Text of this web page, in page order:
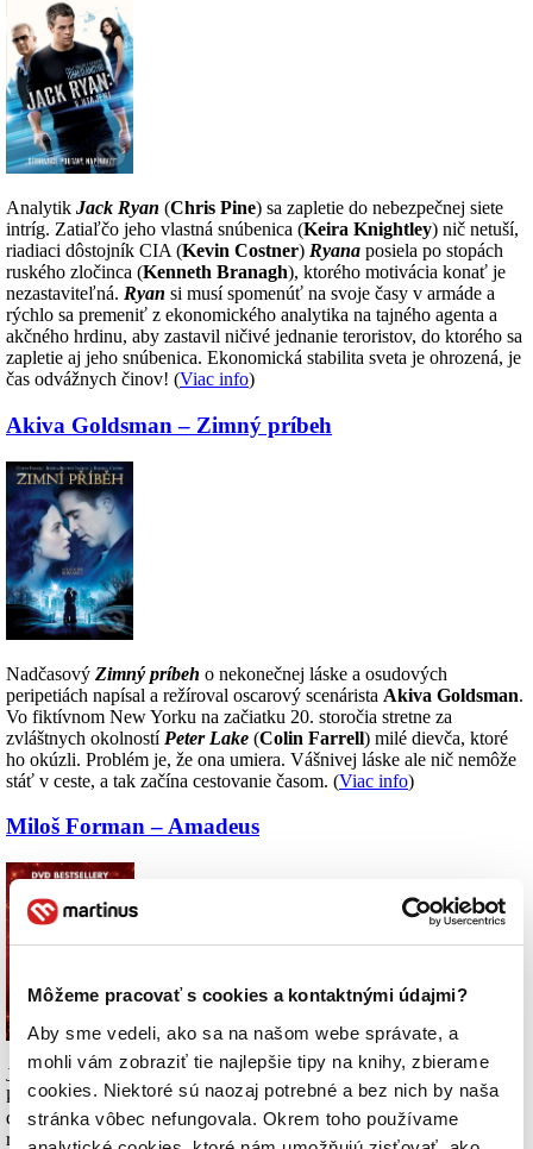
Môžeme pracovať s cookies a kontaktnými údajmi?
Aby sme vedeli, ako sa na našom webe správate, a
mohli vám zobraziť tie najlepšie tipy na knihy, zbierame
cookies. Niektoré sú naozaj potrebné a bez nich by naša
stránka vôbec nefungovala. Okrem toho používame
Analytik Jack Ryan (Chris Pine) sa zapletie do nebezpečnej siete
intríg. Zatiaľčo jeho vlastná snúbenica (Keira Knightley) nič netuší,
riadiaci dôstojník CIA (Kevin Costner) Ryana posiela po stopách
ruského zločinca (Kenneth Branagh), ktorého motivácia konať je
nezastaviteľná. Ryan si musí spomenúť na svoje časy v armáde a
rýchlo sa premeniť z ekonomického analytika na tajného agenta a
akčného hrdinu, aby zastavil ničivé jednanie teroristov, do ktorého sa
zapletie aj jeho snúbenica. Ekonomická stabilita sveta je ohrozená, je
čas odvážnych činov! (Viac info)
Akiva Goldsman – Zimný príbeh
Nadčasový Zimný príbeh o nekonečnej láske a osudových
peripetiách napísal a režíroval oscarový scenárista Akiva Goldsman.
Vo fiktívnom New Yorku na začiatku 20. storočia stretne za
zvláštnych okolností Peter Lake (Colin Farrell) milé dievča, ktoré
ho okúzli. Problém je, že ona umiera. Vášnivej láske ale nič nemôže
stáť v ceste, a tak začína cestovanie časom. (Viac info)
Miloš Forman – Amadeus
Jeden z najlepších filmov všetkých čias. Legendárny hudobník,
ktorého život a smrť sa samy stali legendou. Prekročil rámec svojej
doby a svojím nekonvenčným správaním vyvolal množstvo sporov,
rovnako ako svojím talentom. Wolfgang Amadeus Mozart a jeho